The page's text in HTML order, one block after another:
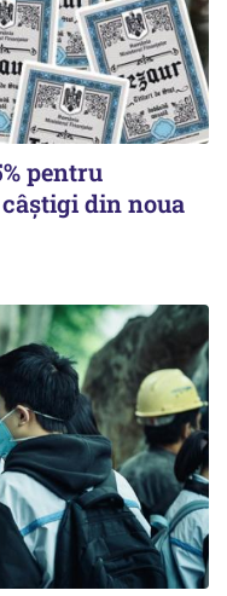
pentru
din noua